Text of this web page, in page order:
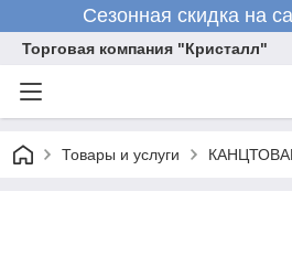
Сезонная скидка на
Торговая компания "Кристалл"
Товары и услуги